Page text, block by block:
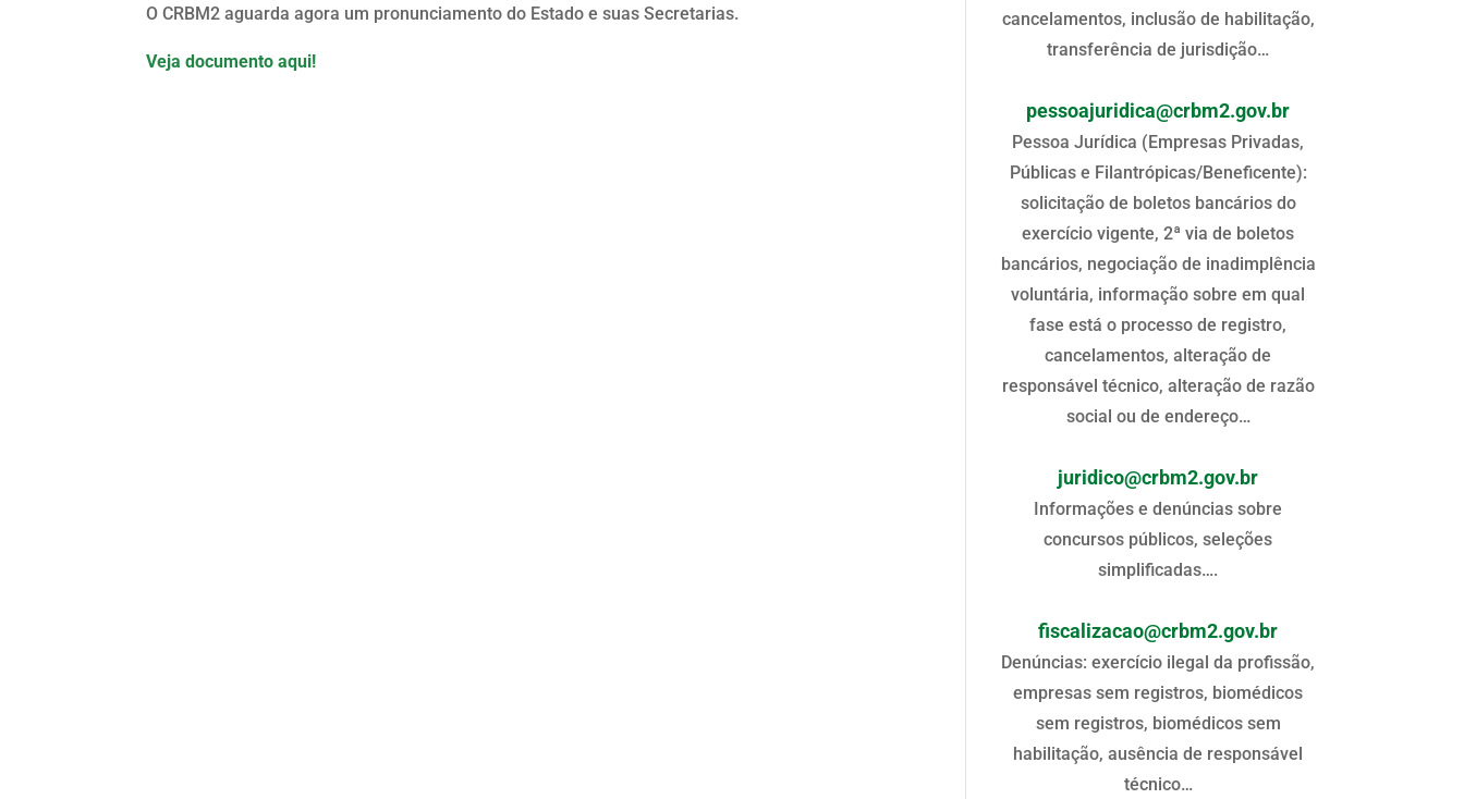
O CRBM2 aguarda agora um pronunciamento do Estado e suas Secretarias.
Veja documento aqui!
cancelamentos, inclusão de habilitação,
transferência de jurisdição…
pessoajuridica@crbm2.gov.br
Pessoa Jurídica (Empresas Privadas,
Públicas e Filantrópicas/Beneficente):
solicitação de boletos bancários do
exercício vigente, 2ª via de boletos
bancários, negociação de inadimplência
voluntária, informação sobre em qual
fase está o processo de registro,
cancelamentos, alteração de
responsável técnico, alteração de razão
social ou de endereço…
juridico@crbm2.gov.br
Informações e denúncias sobre
concursos públicos, seleções
simplificadas….
fiscalizacao@crbm2.gov.br
Denúncias: exercício ilegal da profissão,
empresas sem registros, biomédicos
sem registros, biomédicos sem
habilitação, ausência de responsável
técnico…